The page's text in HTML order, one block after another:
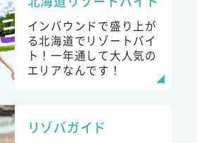
インバウンドで盛り上が
る北海道でリゾートバイ
ト！一年通して大人気の
エリアなんです！
リゾバガイド